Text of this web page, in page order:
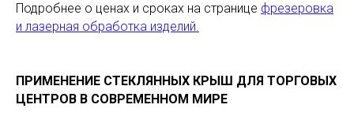
Подробнее о ценах и сроках на странице фрезеровка
и лазерная обработка изделий.
ПРИМЕНЕНИЕ СТЕКЛЯННЫХ КРЫШ ДЛЯ ТОРГОВЫХ
ЦЕНТРОВ В СОВРЕМЕННОМ МИРЕ